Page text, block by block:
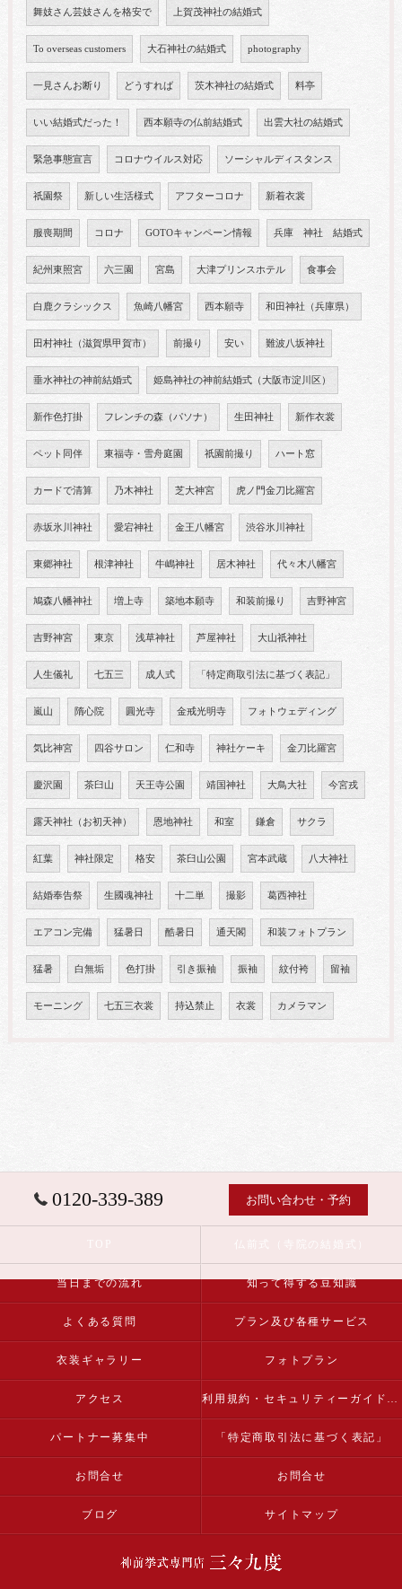
舞妓さん芸妓さんを格安で 上賀茂神社の結婚式
To overseas customers 大石神社の結婚式 photography
一見さんお断り どうすれば 茨木神社の結婚式 料亭
いい結婚式だった！ 西本願寺の仏前結婚式 出雲大社の結婚式
緊急事態宣言 コロナウイルス対応 ソーシャルディスタンス
祇園祭 新しい生活様式 アフターコロナ 新着衣裳
服喪期間 コロナ GOTOキャンペーン情報 兵庫 神社 結婚式
紀州東照宮 六三園 宮島 大津プリンスホテル 食事会
白鹿クラシックス 魚崎八幡宮 西本願寺 和田神社（兵庫県）
田村神社（滋賀県甲賀市） 前撮り 安い 難波八坂神社
垂水神社の神前結婚式 姫島神社の神前結婚式（大阪市淀川区）
新作色打掛 フレンチの森（パソナ） 生田神社 新作衣裳
ペット同伴 東福寺・雪舟庭園 祇園前撮り ハート窓
カードで清算 乃木神社 芝大神宮 虎ノ門金刀比羅宮
赤坂氷川神社 愛宕神社 金王八幡宮 渋谷氷川神社
東郷神社 根津神社 牛嶋神社 居木神社 代々木八幡宮
鳩森八幡神社 増上寺 築地本願寺 和装前撮り 吉野神宮
吉野神宮 東京 浅草神社 芦屋神社 大山祇神社
人生儀礼 七五三 成人式 「特定商取引法に基づく表記」
嵐山 隋心院 圓光寺 金戒光明寺 フォトウェディング
気比神宮 四谷サロン 仁和寺 神社ケーキ 金刀比羅宮
慶沢園 茶臼山 天王寺公園 靖国神社 大鳥大社 今宮戎
露天神社（お初天神） 恩地神社 和室 鎌倉 サクラ
紅葉 神社限定 格安 茶臼山公園 宮本武蔵 八大神社
結婚奉告祭 生國魂神社 十二単 撮影 葛西神社
エアコン完備 猛暑日 酷暑日 通天閣 和装フォトプラン
猛暑 白無垢 色打掛 引き振袖 振袖 紋付袴 留袖
モーニング 七五三衣裳 持込禁止 衣裳 カメラマン
0120-339-389 お問い合わせ・予約
当日までの流れ 知って得する豆知識
よくある質問 プラン及び各種サービス
衣装ギャラリー フォトプラン
アクセス 利用規約・セキュリティーガイドライン
パートナー募集中 「特定商取引法に基づく表記」
お問合せ お問合せ
ブログ サイトマップ